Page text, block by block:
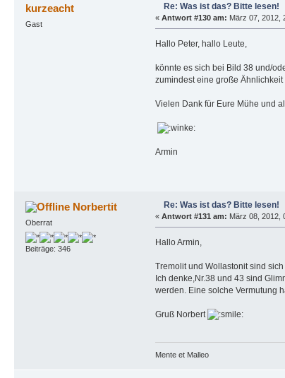
kurzeacht
Gast
Re: Was ist das? Bitte lesen!
« Antwort #130 am: März 07, 2012,
Hallo Peter, hallo Leute,
könnte es sich bei Bild 38 und/
zumindest eine große
Vielen Dank für Eure Mühe und
Armin
Norbertit
Oberrat
Beiträge: 346
Re: Was ist das? Bitte lesen!
« Antwort #131 am: März 08, 2012,
Hallo Armin,
Tremolit und Wollastonit sind
Ich denke,Nr.38 und 43 sind
werden. Eine solche Vermutung
Gruß Norbert
Mente et Malleo